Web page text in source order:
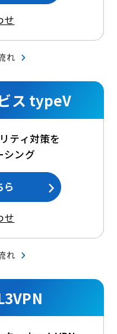
せ
れ
ス typeV
ティ対策を
シング
ら
せ
れ